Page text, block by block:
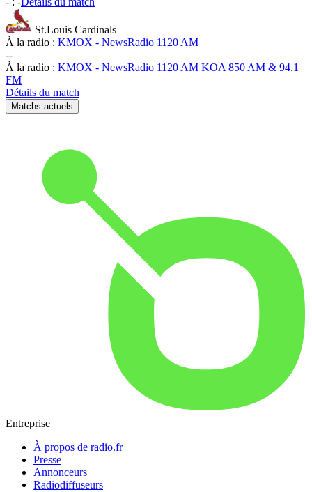
St.Louis Cardinals
À la radio : KMOX - NewsRadio 1120 AM
--
À la radio : KMOX - NewsRadio 1120 AM KOA 850 AM & 94.1
FM
Détails du match
Matchs actuels
Entreprise
À propos de radio.fr
Presse
Annonceurs
Radiodiffuseurs